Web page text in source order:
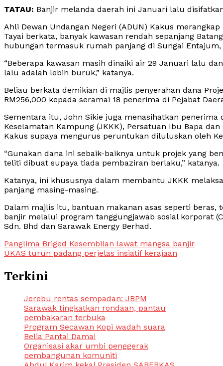
TATAU: Banjir melanda daerah ini Januari lalu
Ahli Dewan Undangan Negeri (ADUN) Kakus
Tayai berkata, banyak kawasan rendah sepanjang
hubungan termasuk rumah panjang di Sungai
“Beberapa kawasan masih dinaiki air 29 Januari lalu
lalu adalah lebih buruk,” katanya.
Beliau berkata demikian di majlis penyerahan dana
RM256,000 kepada seramai 18 penerima di Pejabat
Sementara itu, John Sikie juga menasihatkan
Keselamatan Kampung (JKKK), Persatuan Ibu Bapa
Kakus supaya mengurus peruntukan diluluskan oleh
“Gunakan dana ini sebaik-baiknya untuk projek yang
teliti dibuat supaya tiada pembaziran berlaku,” katanya.
Katanya, ini khususnya dalam membantu JKKK
panjang masing-masing.
Dalam majlis itu, bantuan makanan asas seperti
banjir melalui program tanggungjawab sosial korporat
Sdn. Bhd dan Sarawak Energy Berhad.
Post
navigation
Panglima Briged Kesembilan lawat mangsa banjir
UKAS turun padang perjelas insiatif kerajaan
Terkini
Jerebu rentas sempadan: JBPM
Sarawak tingkatkan rondaan, pantau
pembakaran terbuka
Program Secawan Kopi wadah suara
Belia Pantai Damai
Organisasi akar umbi penggerak
pembangunan komuniti